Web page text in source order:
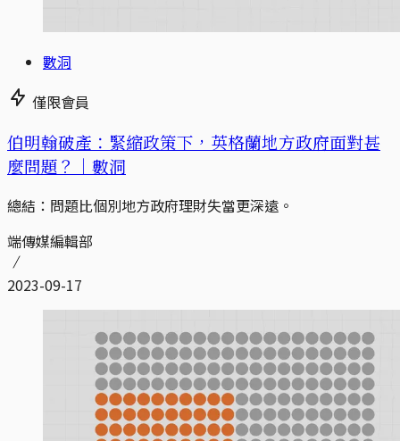
數洞
僅限會員
伯明翰破產：緊縮政策下，英格蘭地方政府面對甚
麼問題？｜數洞
總結：問題比個別地方政府理財失當更深遠。
端傳媒編輯部
2023-09-17